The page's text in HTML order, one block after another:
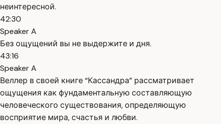
неинтересной.
42:30
Speaker A
Без ощущений вы не выдержите и дня.
43:16
Speaker A
Веллер в своей книге “Кассандра” рассматривает
ощущения как фундаментальную составляющую
человеческого существования, определяющую
восприятие мира, счастья и любви.